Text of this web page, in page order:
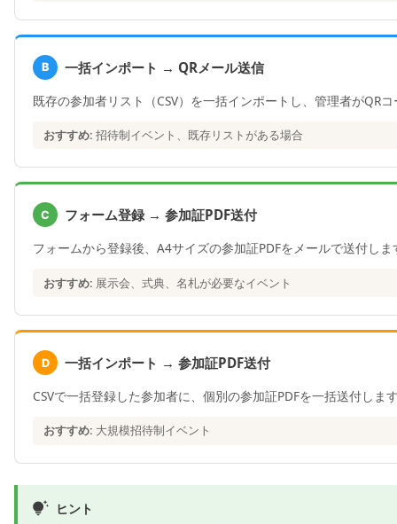
B 一括インポート → QRメール送信
既存の参加者リスト（CSV）を一括インポートし、管理者がQR
おすすめ: 招待制イベント、既存リストがある場合
C フォーム登録 → 参加証PDF送付
フォームから登録後、A4サイズの参加証PDFをメールで送付し
おすすめ: 展示会、式典、名札が必要なイベント
D 一括インポート → 参加証PDF送付
CSVで一括登録した参加者に、個別の参加証PDFを一括送付しま
おすすめ: 大規模招待制イベント
ヒント